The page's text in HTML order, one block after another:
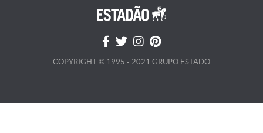
COPYRIGHT © 1995 - 2021 GRUPO ESTADO